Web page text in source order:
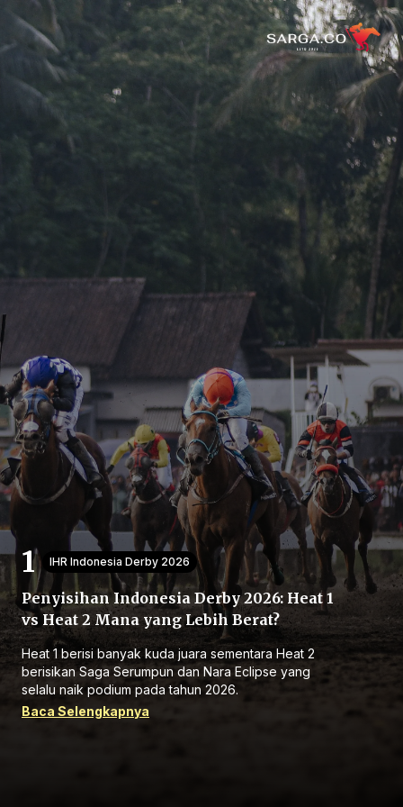
Beranda
Sebelumnya
IHR Indonesia Derby 2026
Penyisihan Indonesia Derby 2026: Heat 1
vs Heat 2 Mana yang Lebih Berat?
Heat 1 berisi banyak kuda juara sementara Heat 2
berisikan Saga Serumpun dan Nara Eclipse yang
selalu naik podium pada tahun 2026.
Baca Selengkapnya